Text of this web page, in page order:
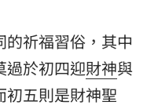
祈福習俗，其中
過於初四迎財神與
初五則是財神聖